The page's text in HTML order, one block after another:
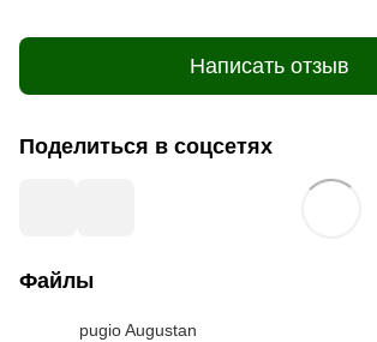
Написать отзыв
Поделиться в соцсетях
Файлы
pugio Augustan